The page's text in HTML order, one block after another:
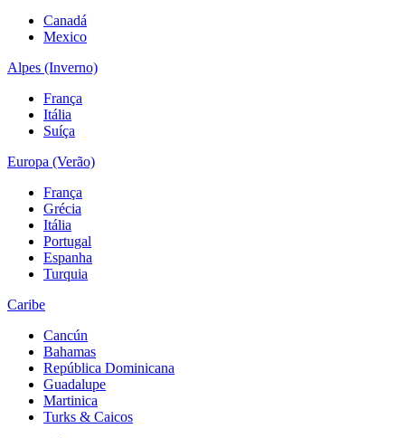
Canadá
Mexico
Alpes (Inverno)
França
Itália
Suíça
Europa (Verão)
França
Grécia
Itália
Portugal
Espanha
Turquia
Caribe
Cancún
Bahamas
República Dominicana
Guadalupe
Martinica
Turks & Caicos